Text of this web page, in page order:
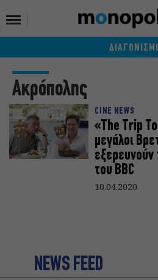
Ακρόπολης
CINE NEWS
«The Trip
μεγάλοι
εξερευνούν
του BBC
10.04.2020
NEWS FEED